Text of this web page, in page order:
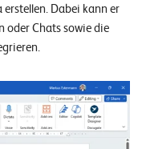
Dabei kann er
oder Chats sowie die